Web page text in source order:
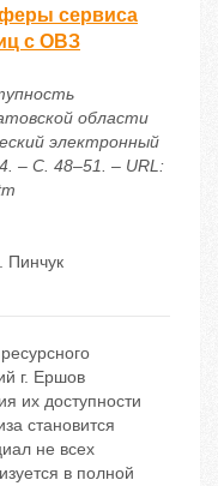
сервиса
с ОВЗ
области
электронный
– С. 48–51. – URL:
Пинчук
г. Ершов
их доступности
становится
не всех
в полной